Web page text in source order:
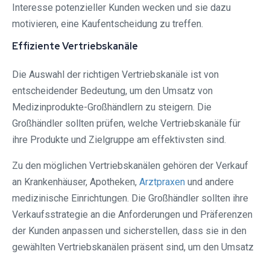
Interesse potenzieller Kunden wecken und sie dazu
motivieren, eine Kaufentscheidung zu treffen.
Effiziente Vertriebskanäle
Die Auswahl der richtigen Vertriebskanäle ist von
entscheidender Bedeutung, um den Umsatz von
Medizinprodukte-Großhändlern zu steigern. Die
Großhändler sollten prüfen, welche Vertriebskanäle für
ihre Produkte und Zielgruppe am effektivsten sind.
Zu den möglichen Vertriebskanälen gehören der Verkauf
an Krankenhäuser, Apotheken, Arztpraxen und andere
medizinische Einrichtungen. Die Großhändler sollten ihre
Verkaufsstrategie an die Anforderungen und Präferenzen
der Kunden anpassen und sicherstellen, dass sie in den
gewählten Vertriebskanälen präsent sind, um den Umsatz